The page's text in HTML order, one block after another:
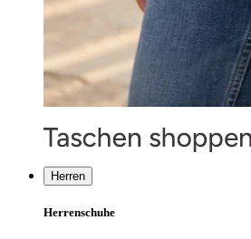
Herren
Herrenschuhe